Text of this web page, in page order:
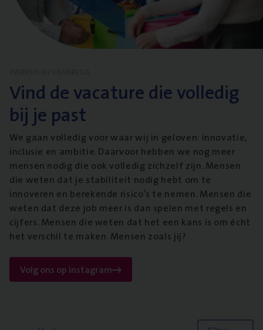
Vind de vacature die volledig
bij je past
We gaan volledig voor waar wij in geloven: innovatie,
inclusie en ambitie. Daarvoor hebben we nog meer
mensen nodig die ook volledig zichzelf zijn. Mensen
die weten dat je stabiliteit nodig hebt om te
innoveren en berekende risico’s te nemen. Mensen die
weten dat deze job meer is dan spelen met regels en
cijfers. Mensen die weten dat het een kans is om écht
het verschil te maken. Mensen zoals jij?
Volg ons op instagram